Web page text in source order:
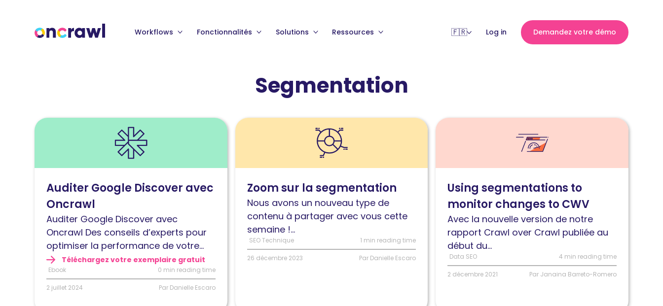
Workflows Fonctionnalités Solutions Ressources Log in Demandez votre démo
Segmentation
Lire
avec
Oncrawl
Auditer Google Discover avec
Oncrawl
Auditer Google Discover avec
Oncrawl Des conseils d’experts pour
optimiser la performance de votre...
Téléchargez votre exemplaire gratuit
Ebook 0 min reading time
2 juillet 2024 Par Danielle Escaro
Lire
segmentation:
Identifiez
vos
pages
plus
Zoom sur la segmentation
Nous avons un nouveau type de
contenu à partager avec vous cette
semaine !...
SEO Technique 1 min reading time
26 décembre 2023 Par Danielle Escaro
Lire
segmentations
pour
surveiller
changements
des
Core
Using segmentations to
monitor changes to CWV
Avec la nouvelle version de notre
rapport Crawl over Crawl publiée au
début du...
Data SEO 4 min reading time
2 décembre 2021 Par Janaina Barreto-Romero